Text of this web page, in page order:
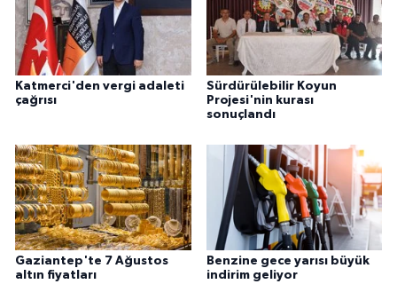
Katmerci'den vergi adaleti
çağrısı
Sürdürülebilir Koyun
Projesi'nin kurası
sonuçlandı
Gaziantep'te 7 Ağustos
altın fiyatları
Benzine gece yarısı büyük
indirim geliyor